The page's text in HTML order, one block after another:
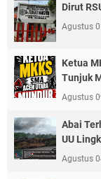
Dirut
Agustus
Ketua
Tunjuk
Agustus
Abai
UU
Agustus